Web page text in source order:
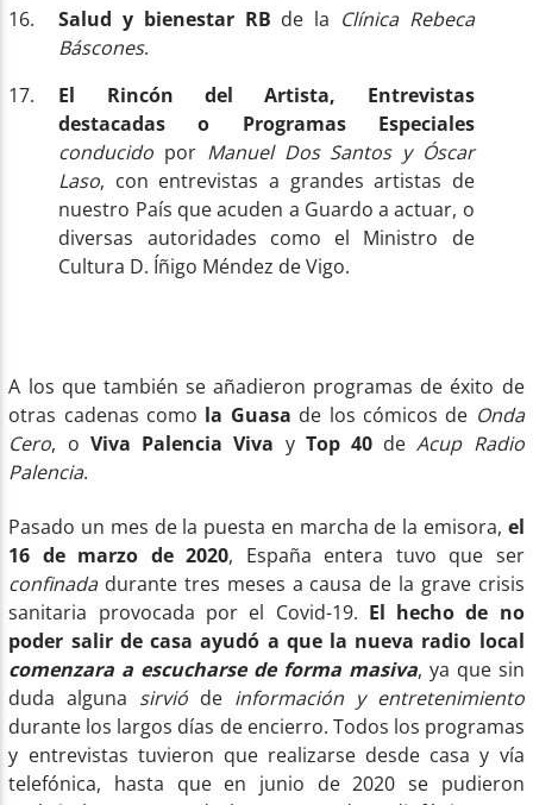
Salud y bienestar RB de la Clínica Rebeca
Báscones.
El Rincón del Artista, Entrevistas
destacadas o Programas Especiales
conducido por Manuel Dos Santos y Óscar
Laso, con entrevistas a grandes artistas de
nuestro País que acuden a Guardo a actuar, o
diversas autoridades como el Ministro de
Cultura D. Íñigo Méndez de Vigo.
A los que también se añadieron programas de éxito de
otras cadenas como la Guasa de los cómicos de Onda
Cero, o Viva Palencia Viva y Top 40deAcup Radio
Palencia.
Pasado un mes de la puesta en marcha de la emisora, el
16 de marzo de 2020, España entera tuvo que ser
confinadadurante tres meses a causa de la grave crisis
sanitaria provocada por el Covid-19. El hecho de no
poder salir de casa ayudó a que la nueva radio local
comenzara a escucharse de forma masiva, ya que sin
duda alguna sirvió de información y entretenimiento
durante los largos días de encierro. Todos los programas
y entrevistas tuvieron que realizarse desde casa y vía
telefónica, hasta que en junio de 2020 se pudieron